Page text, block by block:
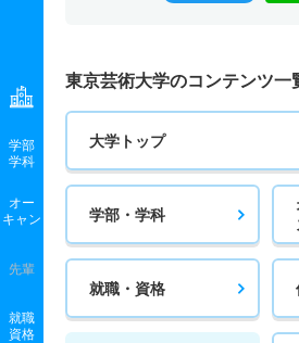
学部
学科
オー
キャン
先輩
就職
資格
東京芸術大学のコンテンツ一
大学トップ
学部・学科
就職・資格